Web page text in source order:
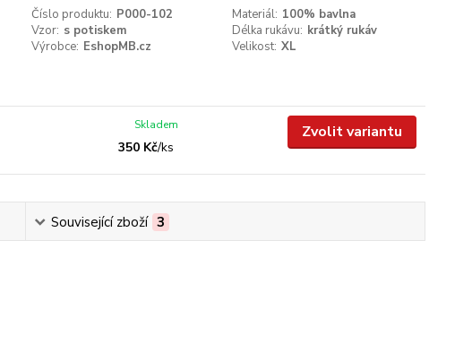
Číslo produktu: P000-102 Materiál: 100% bavlna
Vzor: s potiskem Délka rukávu: krátký rukáv
Výrobce: EshopMB.cz Velikost: XL
350 Kč/ks
Skladem Zvolit variantu
Související zboží 3